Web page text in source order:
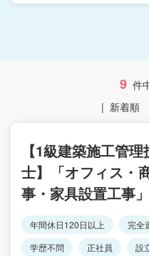
9 件
| 新着順
【1級建築施工管
士】「オフィス・
事・家具設置工事」
年間休日120日以上 完全
学歴不問
正社員 設